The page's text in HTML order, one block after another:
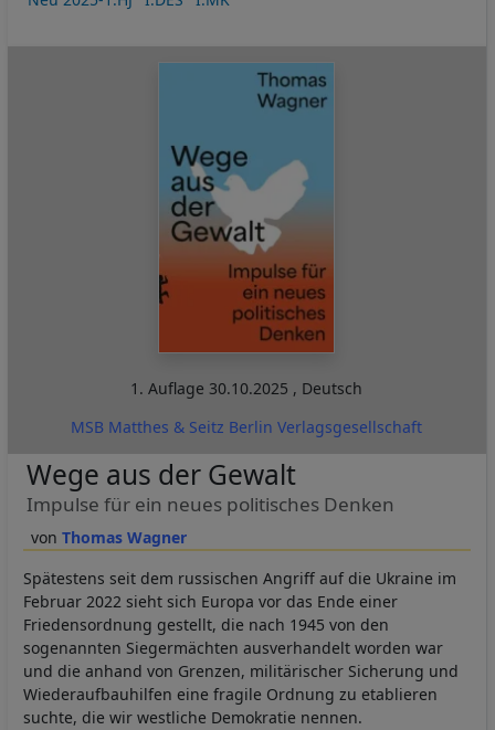
1. Auflage 30.10.2025 , Deutsch
MSB Matthes & Seitz Berlin Verlagsgesellschaft
Thomas Wagner
Wege aus der Gewalt
Impulse für ein neues politisches Denken
Spätestens seit dem russischen Angriff auf die Ukraine im
Februar 2022 sieht sich Europa vor das Ende einer
Friedensordnung gestellt, die nach 1945 von den
sogenannten Siegermächten ausverhandelt worden war
und die anhand von Grenzen, militärischer Sicherung und
Wiederaufbauhilfen eine fragile Ordnung zu etablieren
suchte, die wir westliche Demokratie nennen.